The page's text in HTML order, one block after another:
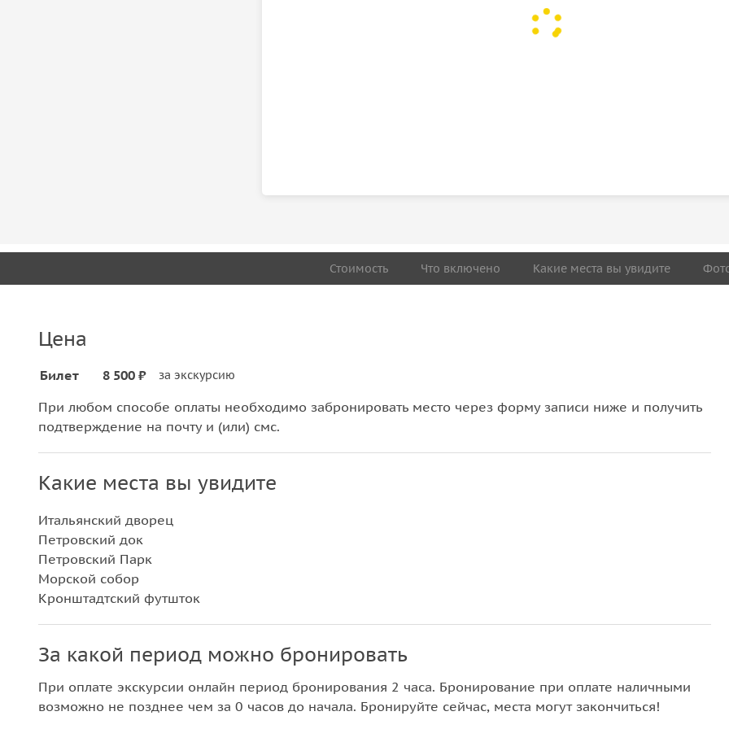
Стоимость Что включено Какие места вы увидите
Цена
Билет 8 500 ₽ за экскурсию
При любом способе оплаты необходимо забронировать место через форму записи ниже и получить
подтверждение на почту и (или) смс.
Какие места вы увидите
Итальянский дворец
Петровский док
Петровский Парк
Морской собор
Кронштадтский футшток
За какой период можно бронировать
При оплате экскурсии онлайн период бронирования 2 часа. Бронирование при оплате наличными
возможно не позднее чем за 0 часов до начала. Бронируйте сейчас, места могут закончиться!